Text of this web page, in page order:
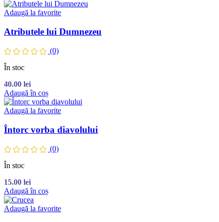
Adaugă la favorite
Atributele lui Dumnezeu
(0)
În stoc
40.00 lei
Adaugă în coș
Adaugă la favorite
Întorc vorba diavolului
(0)
În stoc
15.00 lei
Adaugă în coș
Adaugă la favorite